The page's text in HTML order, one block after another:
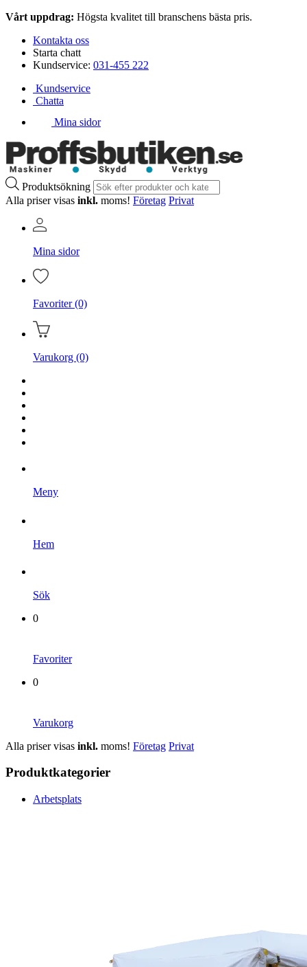
Vårt uppdrag: Högsta kvalitet till branschens bästa pris.
Kontakta oss
Starta chatt
Kundservice: 031-455 222
Kundservice
Chatta
Mina sidor
Produktsökning
Alla priser visas inkl. moms! Företag Privat
Mina sidor
Favoriter (0)
Varukorg (0)
Meny
Hem
Sök
0
Favoriter
0
Varukorg
Alla priser visas inkl. moms! Företag Privat
Produktkategorier
Arbetsplats